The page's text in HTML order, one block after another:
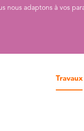
contenu de la page
principale
nous adaptons à vos
Travaux